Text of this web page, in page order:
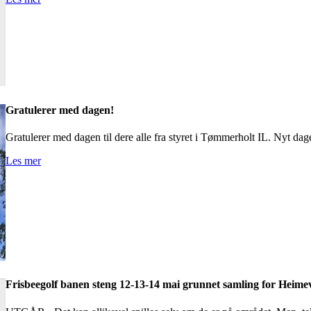
Gratulerer med dagen!
Gratulerer med dagen til dere alle fra styret i Tømmerholt IL. Nyt
Les mer
Frisbeegolf banen steng 12-13-14 mai grunnet samling for